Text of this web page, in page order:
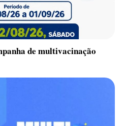
de multivacinação